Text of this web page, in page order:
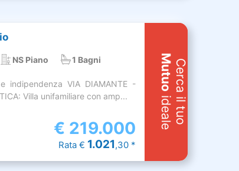
NS Piano 1 Bagni
indipendenza VIA DIAMANTE -
Villa unifamiliare con amp...
€ 219.000
Rata € 1.021,30 *
Cerca il tuo
Mutuo
ideale